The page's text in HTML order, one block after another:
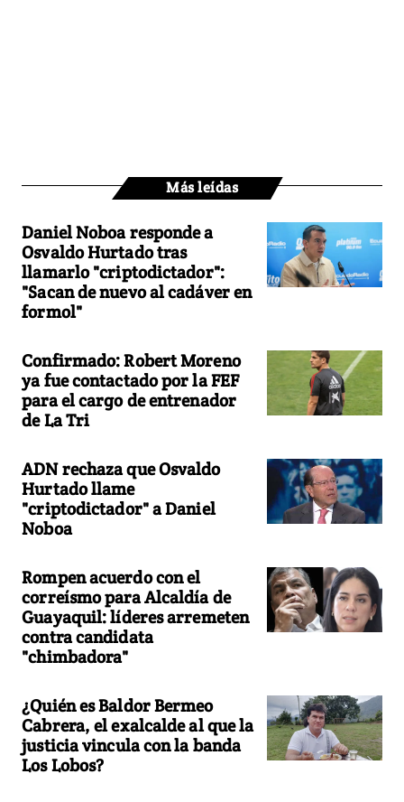
Más leídas
Daniel Noboa responde a
Osvaldo Hurtado tras
llamarlo "criptodictador":
"Sacan de nuevo al cadáver en
formol"
Confirmado: Robert Moreno
ya fue contactado por la FEF
para el cargo de entrenador
de La Tri
ADN rechaza que Osvaldo
Hurtado llame
"criptodictador" a Daniel
Noboa
Rompen acuerdo con el
correísmo para Alcaldía de
Guayaquil: líderes arremeten
contra candidata
"chimbadora"
¿Quién es Baldor Bermeo
Cabrera, el exalcalde al que la
justicia vincula con la banda
Los Lobos?